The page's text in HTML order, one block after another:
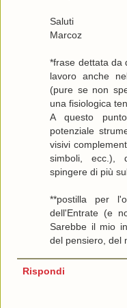
Saluti
Marcoz
*frase dettata da
lavoro anche
(pure se non
una fisiologica
A questo
potenziale
visivi
simboli, ecc.),
spingere di più
**postilla per
dell'Entrate (e
Sarebbe il mio
del pensiero, del
Rispondi